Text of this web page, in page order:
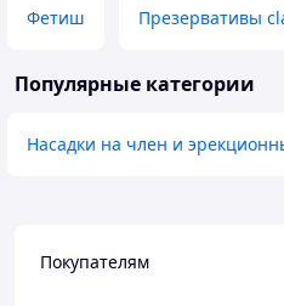
Фетиш Презервативы
Популярные категории
Насадки на член и
Покупателям